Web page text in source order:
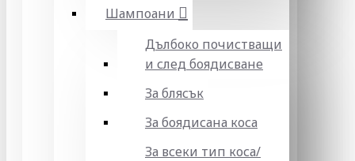
Шампоани
Дълбоко почистващи
и след боядисване
За блясък
За боядисана коса
За всеки тип коса/